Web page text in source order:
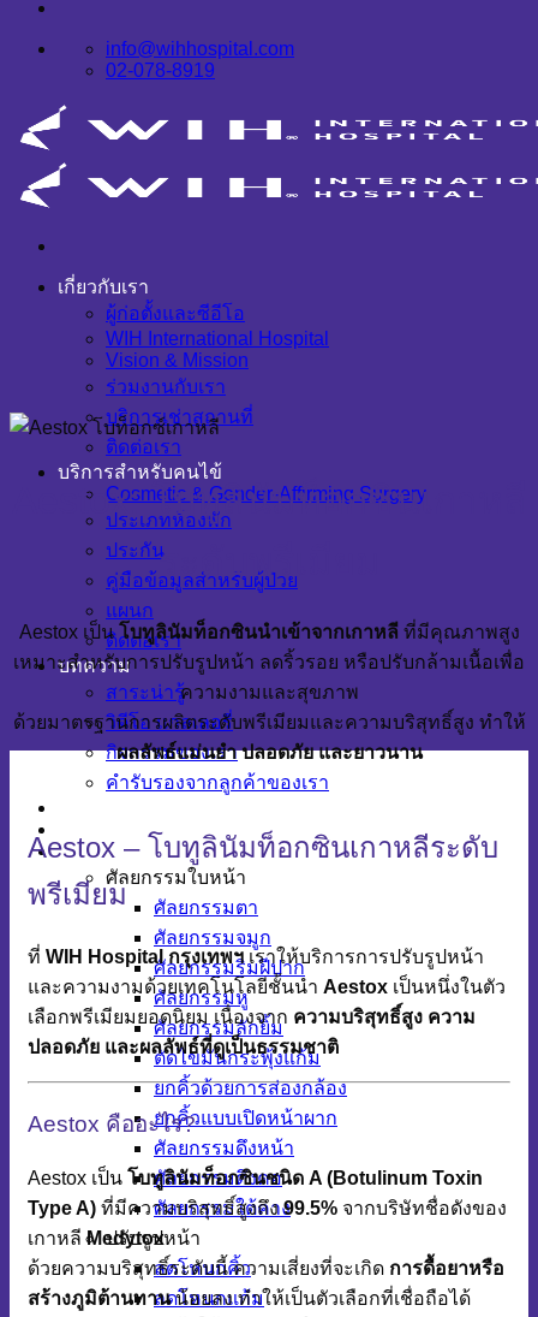
info@wihhospital.com
02-078-8919
เกี่ยวกับเรา
ผู้ก่อตั้งและซีอีโอ
WIH International Hospital
Vision & Mission
ร่วมงานกับเรา
บริการเช่าสถานที่
ติดต่อเรา
บริการสำหรับคนไข้
Cosmetic & Gender-Affirming Surgery
ประเภทห้องพัก
ประกัน
คู่มือข้อมูลสำหรับผู้ป่วย
แผนก
ติดต่อเรา
บทความ
สาระน่ารู้
วิดีโอ แกลเลอรี่
กิจกรรมของเรา
คำรับรองจากลูกค้าของเรา
ศัลยกรรมความงาม
ศัลยกรรมใบหน้า
ศัลยกรรมตา
ศัลยกรรมจมูก
ศัลยกรรมริมฝีปาก
ศัลยกรรมหู
ศัลยกรรมลักยิ้ม
ตัดไขมันกระพุ้งแก้ม
ยกคิ้วด้วยการส่องกล้อง
ยกคิ้วแบบเปิดหน้าผาก
ศัลยกรรมดึงหน้า
ศัลยกรรมดึงคอ
ศัลยกรรมใต้คาง
ปรับรูปหน้า
ลดโหนกคิ้ว
ลดโหนกแก้ม
Aestox: โบทูลินัมท็อกซินเกาหลี
ระดับพรีเมียม
Aestox เป็นโบทูลินัมท็อกซินนำเข้าจากเกาหลีที่มีคุณภาพสูง
เหมาะสำหรับการปรับรูปหน้า ลดริ้วรอย หรือปรับกล้ามเนื้อเพื่อ
ความงามและสุขภาพ
ด้วยมาตรฐานการผลิตระดับพรีเมียมและความบริสุทธิ์สูง ทำให้
ผลลัพธ์แม่นยำ ปลอดภัย และยาวนาน
Aestox – โบทูลินัมท็อกซินเกาหลีระดับ
พรีเมียม
ที่ WIH Hospital กรุงเทพฯเราให้บริการการปรับรูปหน้า
และความงามด้วยเทคโนโลยีชั้นนำ Aestox เป็นหนึ่งในตัว
เลือกพรีเมียมยอดนิยม เนื่องจาก ความบริสุทธิ์สูง ความ
ปลอดภัย และผลลัพธ์ที่ดูเป็นธรรมชาติ
Aestox คืออะไร?
Aestox เป็น โบทูลินัมท็อกซินชนิด A (Botulinum Toxin
Type A) ที่มีความบริสุทธิ์สูงถึง99.5% จากบริษัทชื่อดังของ
เกาหลีMedytox
ด้วยความบริสุทธิ์ระดับนี้ ความเสี่ยงที่จะเกิด การดื้อยาหรือ
สร้างภูมิต้านทานน้อยลง ทำให้เป็นตัวเลือกที่เชื่อถือได้